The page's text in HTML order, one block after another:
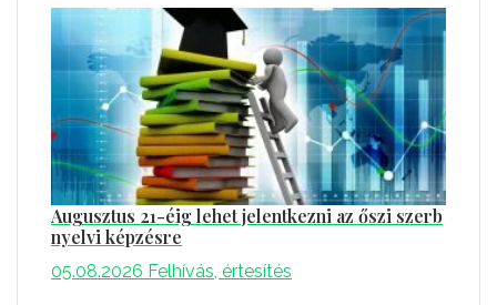
Augusztus 21-éig lehet jelentkezni az őszi szerb
nyelvi képzésre
05.08.2026 Felhívás, értesítés